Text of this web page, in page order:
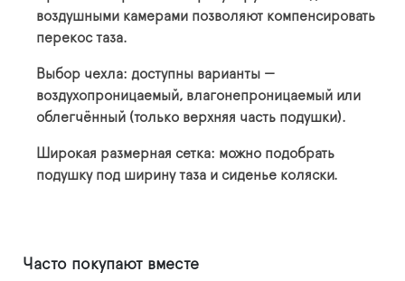
воздушными камерами позволяют компенсировать
перекос таза.
Выбор чехла: доступны варианты —
воздухопроницаемый, влагонепроницаемый или
облегчённый (только верхняя часть подушки).
Широкая размерная сетка: можно подобрать
подушку под ширину таза и сиденье коляски.
Часто покупают вместе